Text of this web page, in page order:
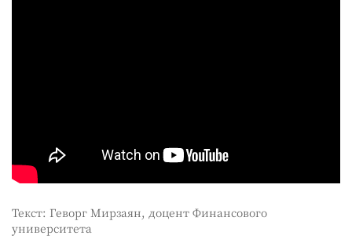
Текст: Геворг Мирзаян, доцент Финансового
университета